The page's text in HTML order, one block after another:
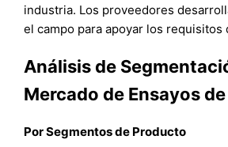
industria. Los proveedores
el campo para apoyar los requisitos
Análisis de
Mercado de Ensayos de
Por Segmentos de Producto